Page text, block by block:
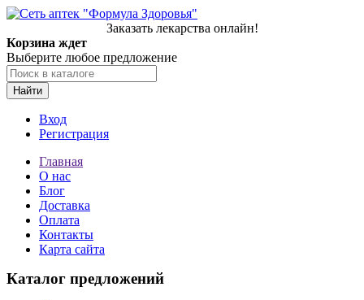
Заказать лекарства онлайн!
Корзина ждет
Выберите любое предложение
Найти
Вход
Регистрация
Главная
О нас
Блог
Доставка
Оплата
Контакты
Карта сайта
Каталог предложений